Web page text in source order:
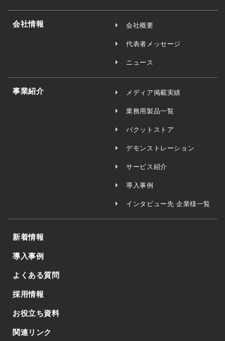
会社情報 会社概要
代表者メッセージ
ニュース
事業紹介 メディア掲載実績
業務用製品一覧
バクットストア
デモンストレーション
サービス紹介
導入事例
インタビュー先 企業様一覧
新着情報
導入事例
よくある質問
採用情報
お役立ち資料
関連リンク